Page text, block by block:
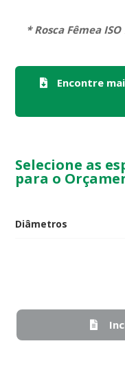
* Rosca Fêmea ISO
Encontre
Selecione as
para o
Diâmetros